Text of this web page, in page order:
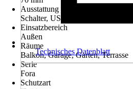
Ausstattung
Schalter, USB, Touchdimmer,
Einsatzbereich
Außen
Räume
Balkon, Garage, Garten, Terrasse
Serie
Fora
Schutzart
Technisches Datenblatt